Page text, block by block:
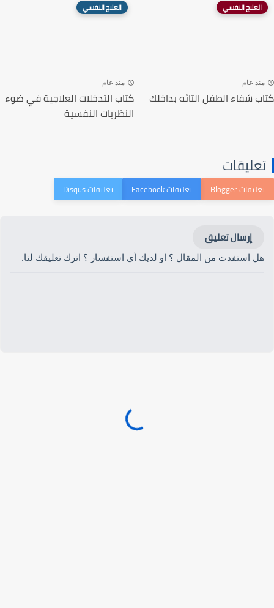
العلاج النفسي
منذ عام
كتاب شفاء الطفل التائه بداخلك
العلاج النفسي
منذ عام
كتاب التدخلات العلاجية في ضوء
النظريات النفسية
تعليقات
إرسال تعليق
هل استفدت من المقال ؟ او لديك أي استفسار ؟ اترك تعليقك لنا.